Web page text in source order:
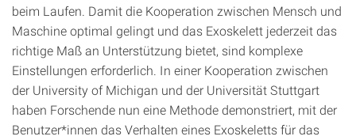
beim Laufen. Damit die Kooperation zwischen Mensch und
Maschine optimal gelingt und das Exoskelett jederzeit das
richtige Maß an Unterstützung bietet, sind komplexe
Einstellungen erforderlich. In einer Kooperation zwischen
der University of Michigan und der Universität Stuttgart
haben Forschende nun eine Methode demonstriert, mit der
Benutzer*innen das Verhalten eines Exoskeletts für das